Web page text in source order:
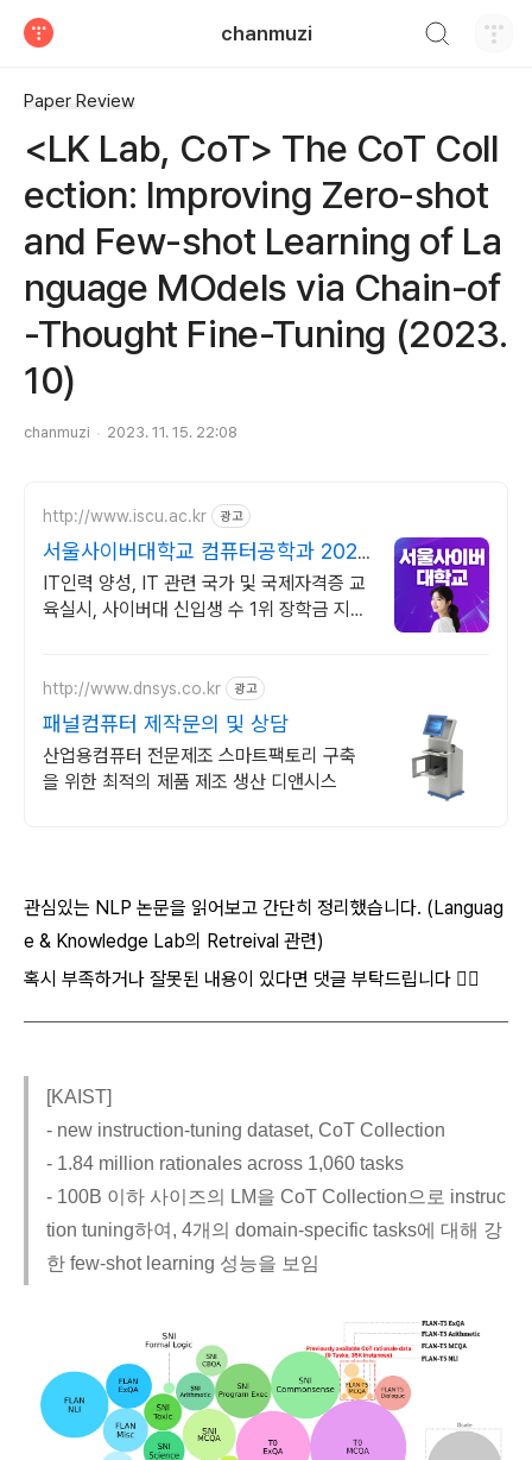
chanmuzi
Paper Review
<LK Lab, CoT> The CoT Coll
ection: Improving Zero-shot
and Few-shot Learning of La
nguage MOdels via Chain-of
-Thought Fine-Tuning (2023.
10)
chanmuzi 2023. 11. 15. 22:08
http://www.iscu.ac.kr 광고
서울사이버대학교 컴퓨터공학과 2026
가을학기 신편입생
IT인력 양성, IT 관련 국가 및 국제자격증 교
육실시, 사이버대 신입생 수 1위 장학금 지급
http://www.dnsys.co.kr 광고
패널컴퓨터 제작문의 및 상담
산업용컴퓨터 전문제조 스마트팩토리 구축
을 위한 최적의 제품 제조 생산 디앤시스
관심있는 NLP 논문을 읽어보고 간단히 정리했습니다. (Languag
e & Knowledge Lab의 Retreival 관련)
혹시 부족하거나 잘못된 내용이 있다면 댓글 부탁드립니다 🙇‍♂️
[KAIST]
- new instruction-tuning dataset, CoT Collection
- 1.84 million rationales across 1,060 tasks
- 100B 이하 사이즈의 LM을 CoT Collection으로 instruc
tion tuning하여, 4개의 domain-specific tasks에 대해 강
한 few-shot learning 성능을 보임